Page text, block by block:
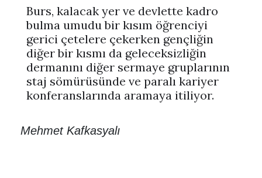
Burs, kalacak yer ve devlette kadro
bulma umudu bir kısım öğrenciyi
gerici çetelere çekerken gençliğin
diğer bir kısmı da geleceksizliğin
dermanını diğer sermaye gruplarının
staj sömürüsünde ve paralı kariyer
konferanslarında aramaya itiliyor.
Mehmet Kafkasyalı